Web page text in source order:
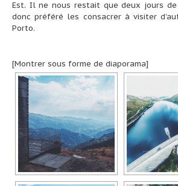
Est. Il ne nous restait que deux jours de
donc préféré les consacrer à visiter
Porto.
[Montrer sous forme de diaporama]